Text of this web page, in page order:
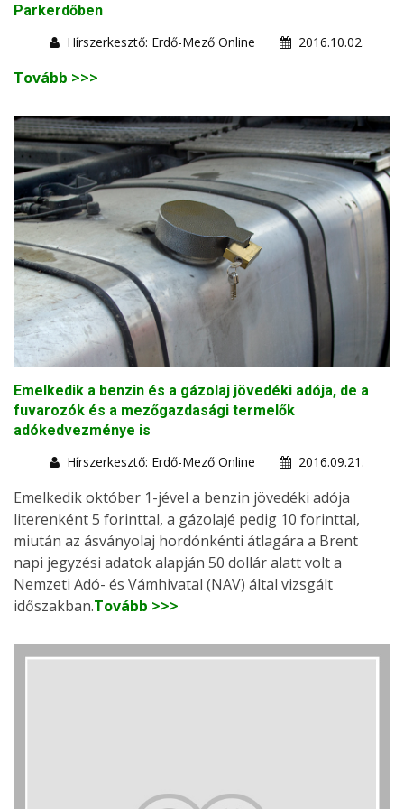
Parkerdőben
Hírszerkesztő: Erdő-Mező Online
2016.10.02.
Tovább >>>
Emelkedik a benzin és a gázolaj jövedéki adója, de a
fuvarozók és a mezőgazdasági termelők
adókedvezménye is
Hírszerkesztő: Erdő-Mező Online
2016.09.21.
Emelkedik október 1-jével a benzin jövedéki adója
literenként 5 forinttal, a gázolajé pedig 10 forinttal,
miután az ásványolaj hordónkénti átlagára a Brent
napi jegyzési adatok alapján 50 dollár alatt volt a
Nemzeti Adó- és Vámhivatal (NAV) által vizsgált
időszakban.Tovább >>>